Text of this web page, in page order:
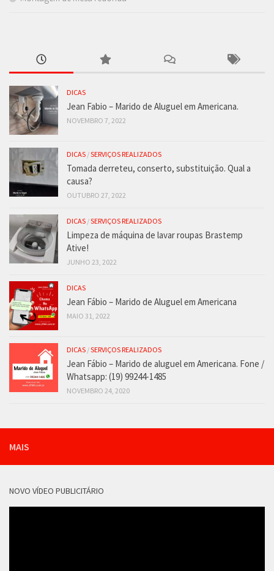
DICAS
Jean Fabio – Marido de Aluguel em Americana.
NOVEMBRO 7, 2022
DICAS /SERVIÇOS REALIZADOS
Tomada derreteu, conserto, substituição. Qual a
causa?
OUTUBRO 27, 2022
DICAS /SERVIÇOS REALIZADOS
Limpeza de máquina de lavar roupas Brastemp
Ative!
JUNHO 23, 2022
DICAS
Jean Fábio – Marido de Aluguel em Americana
MAIO 31, 2022
DICAS /SERVIÇOS REALIZADOS
Jean Fábio – Marido de aluguel em Americana. Fone /
Whatsapp: (19) 99244-1485
NOVEMBRO 24, 2020
MAIS
NOVO VÍDEO PUBLICITÁRIO